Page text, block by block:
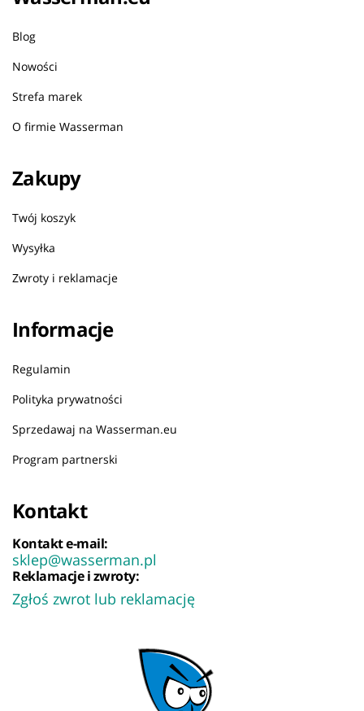
Blog
Nowości
Strefa marek
O firmie Wasserman
Zakupy
Twój koszyk
Wysyłka
Zwroty i reklamacje
Informacje
Regulamin
Polityka prywatności
Sprzedawaj na Wasserman.eu
Program partnerski
Kontakt
Kontakt e-mail:
sklep@wasserman.pl
Reklamacje i zwroty:
Zgłoś zwrot lub reklamację